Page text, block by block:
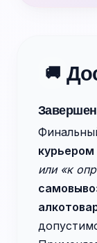
🚚
курьером
или «к